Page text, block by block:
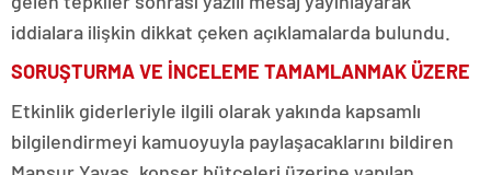
iddialara ilişkin dikkat çeken açıklamalarda bulundu.
SORUŞTURMA VE İNCELEME TAMAMLANMAK ÜZERE
Etkinlik giderleriyle ilgili olarak yakında kapsamlı
bilgilendirmeyi kamuoyuyla paylaşacaklarını bildiren